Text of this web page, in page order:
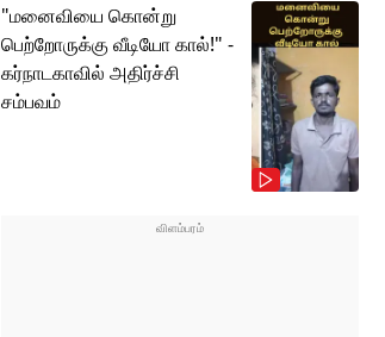
"மனைவியை கொன்று
பெற்றோருக்கு வீடியோ கால்!" -
கர்நாடகாவில் அதிர்ச்சி
சம்பவம்